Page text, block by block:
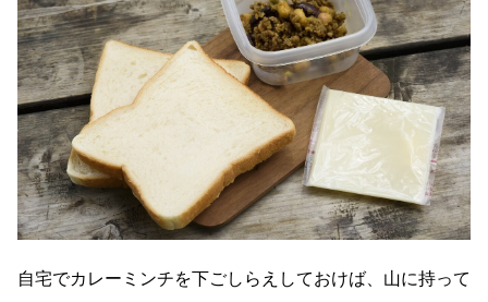
自宅でカレーミンチを下ごしらえしておけば、山に持って